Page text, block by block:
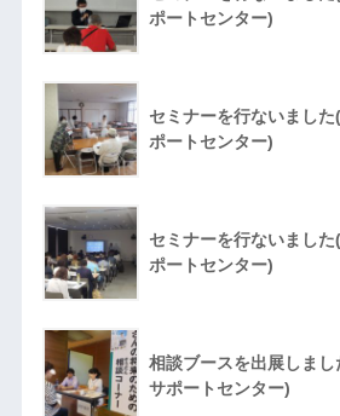
ポートセンター)
セミナーを行ないまし
ポートセンター)
セミナーを行ないまし
ポートセンター)
相談ブースを出展しま
サポートセンター)